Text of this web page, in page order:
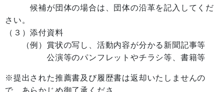
候補が団体の場合は、団体の沿革を記入してくだ
さい。
（３）添付資料
（例）賞状の写し、活動内容が分かる新聞記事等
公演等のパンフレットやチラシ等、書籍等
※提出された推薦書及び履歴書は返却いたしませんの
で、あらかじめ御了承くださ